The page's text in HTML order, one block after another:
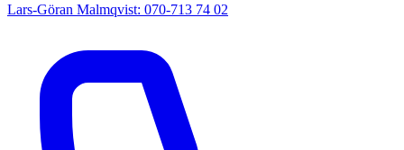
Lars-Göran Malmqvist: 070-713 74 02